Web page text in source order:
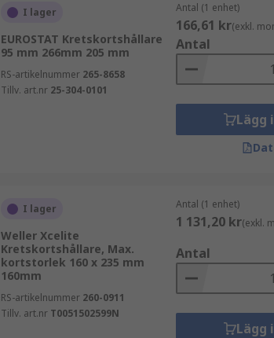
I lager
EUROSTAT Kretskortshållare
95 mm 266mm 205 mm
RS-artikelnummer 265-8658
Tillv. art.nr 25-304-0101
Antal (1 enhet)
166,61 kr(exkl.
Antal
Lägg
I lager
Weller Xcelite
Kretskortshållare, Max.
kortstorlek 160 x 235 mm
160mm
RS-artikelnummer 260-0911
Tillv. art.nr T0051502599N
Antal (1 enhet)
1 131,20 kr(exkl.
Antal
Lägg